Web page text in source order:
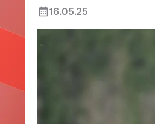
16.05.25